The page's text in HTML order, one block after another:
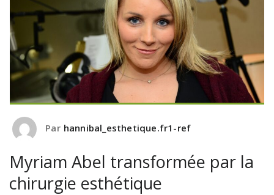
Par hannibal_esthetique.fr1-ref
Myriam Abel transformée par la
chirurgie esthétique